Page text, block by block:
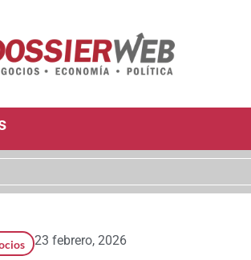
23 febrero, 2026